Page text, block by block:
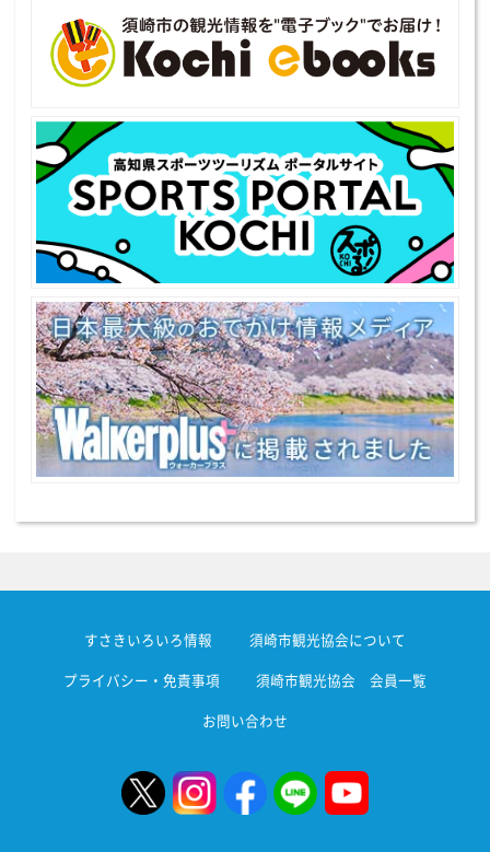
すさきいろいろ情報 須崎市観光協会について
プライバシー・免責事項 須崎市観光協会 会員一覧
お問い合わせ